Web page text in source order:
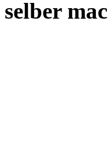
selber